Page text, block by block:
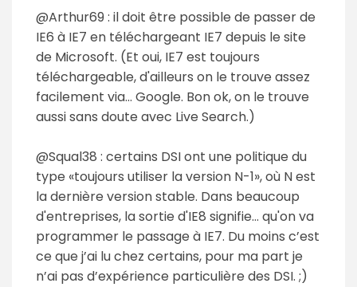
@Arthur69 : il doit être possible de passer de
IE6 à IE7 en téléchargeant IE7 depuis le site
de Microsoft. (Et oui, IE7 est toujours
téléchargeable, d'ailleurs on le trouve assez
facilement via… Google. Bon ok, on le trouve
aussi sans doute avec Live Search.)
@Squal38 : certains DSI ont une politique du
type «toujours utiliser la version N-1», où N est
la dernière version stable. Dans beaucoup
d'entreprises, la sortie d'IE8 signifie… qu'on va
programmer le passage à IE7. Du moins c’est
ce que j’ai lu chez certains, pour ma part je
n’ai pas d’expérience particulière des DSI. ;)